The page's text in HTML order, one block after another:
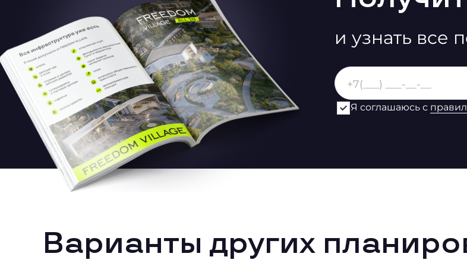
и узнать все
Я соглашаюсь с
Варианты других